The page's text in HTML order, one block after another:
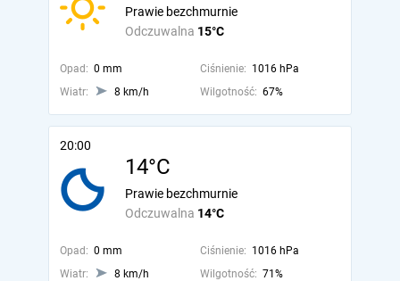
Odczuwalna 15°C
Prawie bezchmurnie
Opad: 0 mm Ciśnienie: 1016 hPa
Wiatr:
8 km/h Wilgotność: 67%
20:00
14°C
Odczuwalna 14°C
Prawie bezchmurnie
Opad: 0 mm Ciśnienie: 1016 hPa
Wiatr:
8 km/h Wilgotność: 71%